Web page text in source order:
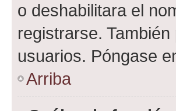
o deshabilitara el
registrarse.
usuarios. Póngase
Arriba